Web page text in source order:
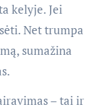
kelyje. Jei
Net trumpa
sumažina
– tai ir